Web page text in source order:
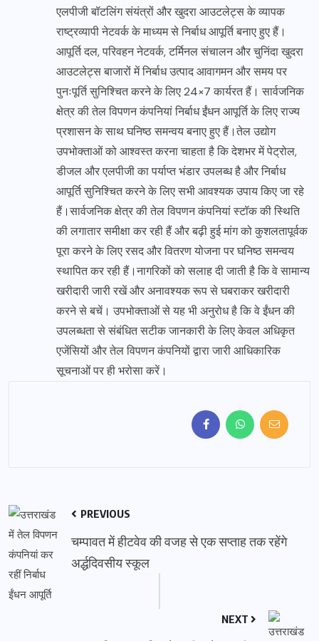
एलपीजी बॉटलिंग संयंत्रों और खुदरा आउटलेट्स के व्यापक
राष्ट्रव्यापी नेटवर्क के माध्यम से निर्बाध आपूर्ति बनाए हुए हैं।
आपूर्ति दल, परिवहन नेटवर्क, टर्मिनल संचालन और चुनिंदा खुदरा
आउटलेट्स बाजारों में निर्बाध उत्पाद आवागमन और समय पर
पुनःपूर्ति सुनिश्चित करने के लिए 24×7 कार्यरत हैं। सार्वजनिक
क्षेत्र की तेल विपणन कंपनियां निर्बाध ईंधन आपूर्ति के लिए राज्य
प्रशासन के साथ घनिष्ठ समन्वय बनाए हुए हैं।तेल उद्योग
उपभोक्ताओं को आश्वस्त करना चाहता है कि देशभर में पेट्रोल,
डीजल और एलपीजी का पर्याप्त भंडार उपलब्ध है और निर्बाध
आपूर्ति सुनिश्चित करने के लिए सभी आवश्यक उपाय किए जा रहे
हैं।सार्वजनिक क्षेत्र की तेल विपणन कंपनियां स्टॉक की स्थिति
की लगातार समीक्षा कर रही हैं और बढ़ी हुई मांग को कुशलतापूर्वक
पूरा करने के लिए रसद और वितरण योजना पर घनिष्ठ समन्वय
स्थापित कर रही हैं।नागरिकों को सलाह दी जाती है कि वे सामान्य
खरीदारी जारी रखें और अनावश्यक रूप से घबराकर खरीदारी
करने से बचें। उपभोक्ताओं से यह भी अनुरोध है कि वे ईंधन की
उपलब्धता से संबंधित सटीक जानकारी के लिए केवल अधिकृत
एजेंसियों और तेल विपणन कंपनियों द्वारा जारी आधिकारिक
सूचनाओं पर ही भरोसा करें।
PREVIOUS
चम्पावत में हीटवेव की वजह से एक सप्ताह तक रहेंगे
अर्द्धदिवसीय स्कूल
NEXT